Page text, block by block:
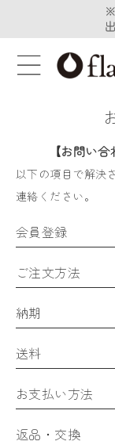
【お問い
以下の項目で解決
連絡ください。
会員登録
ご注文方法
納期
送料
お支払い方法
返品・交換